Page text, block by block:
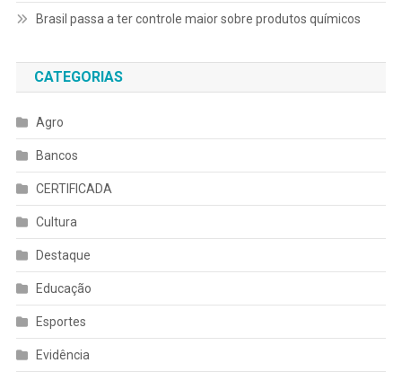
Brasil passa a ter controle maior sobre produtos químicos
CATEGORIAS
Agro
Bancos
CERTIFICADA
Cultura
Destaque
Educação
Esportes
Evidência